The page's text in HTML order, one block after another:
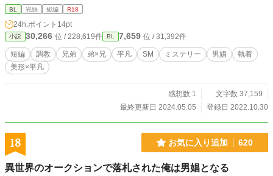
表紙：はこべ（@hakobera_105）様
BL 完結 短編 R18
24h.ポイント 14pt
小説 30,266 位 / 228,619件 BL 7,659 位 / 31,392件
短編 調教 兄弟 弟×兄 平凡 SM ミステリー 男娼
執着
美形×平凡
感想数 1
文字数 37,159
最終更新日 2024.05.05
登録日 2022.10.30
18 お気に入り追加 620
異世界のオークションで落札された俺は男娼となる